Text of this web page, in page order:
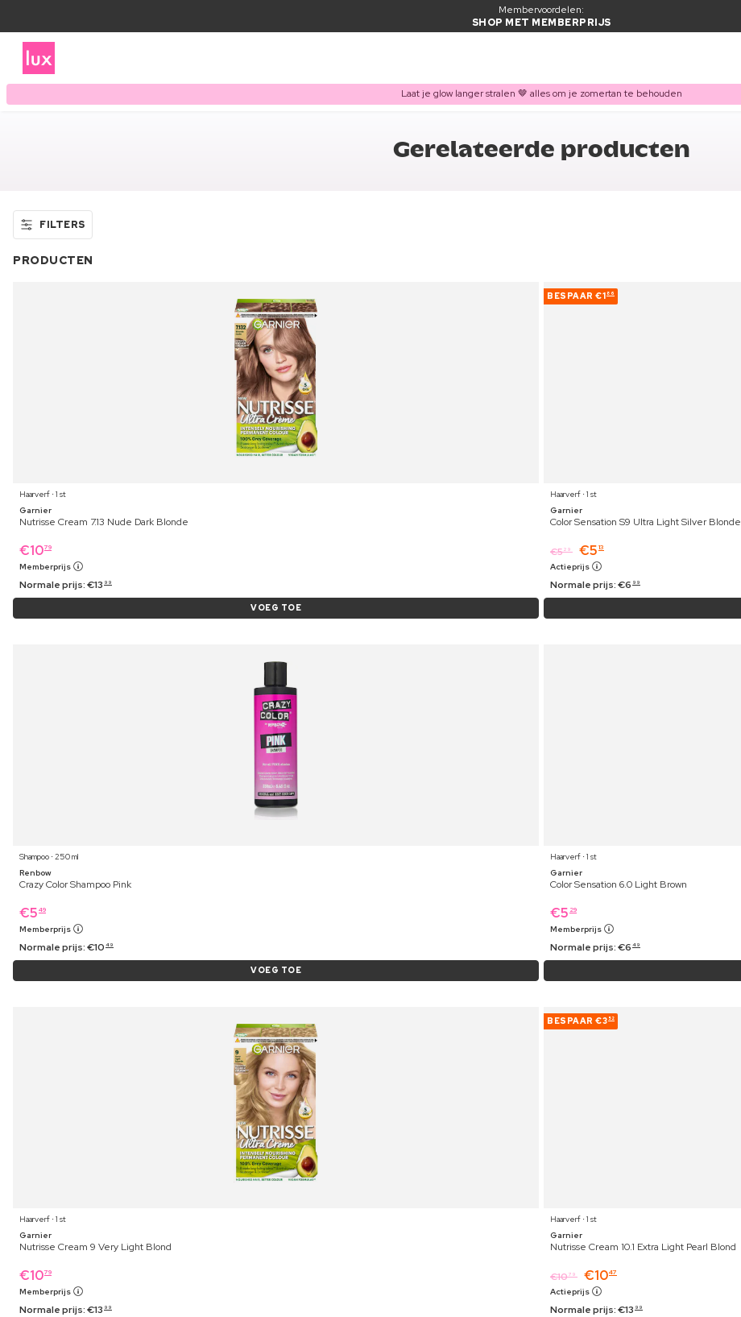
Membervoordelen:
SHOP MET MEMBERPRIJS
Laat je glow langer stralen 🤎 alles om je zomertan te behouden
Gerelateerde producten
FILTERS
PRODUCTEN
Haarverf ⋅ 1 st
Garnier
Nutrisse Cream 7.13 Nude Dark Blonde
€1079
Memberprijs
Normale prijs:€13 99
VOEG TOE
BESPAAR €1 86
Haarverf ⋅ 1 st
Garnier
Color Sensation S9 Ultra Light Silver Blonde
€529 €5 13
Actieprijs
Normale prijs:€6 99
Shampoo ⋅ 250 ml
Renbow
Crazy Color Shampoo Pink
€5 49
Memberprijs
Normale prijs:€10 49
VOEG TOE
Haarverf ⋅ 1 st
Garnier
Color Sensation 6.0 Light Brown
€5 29
Memberprijs
Normale prijs:€6 49
Haarverf ⋅ 1 st
Garnier
Nutrisse Cream 9 Very Light Blond
€1079
Memberprijs
Normale prijs:€13 99
BESPAAR €3 52
Haarverf ⋅ 1 st
Garnier
Nutrisse Cream 10.1 Extra Light Pearl Blond
€1079 €1047
Actieprijs
Normale prijs:€13 99